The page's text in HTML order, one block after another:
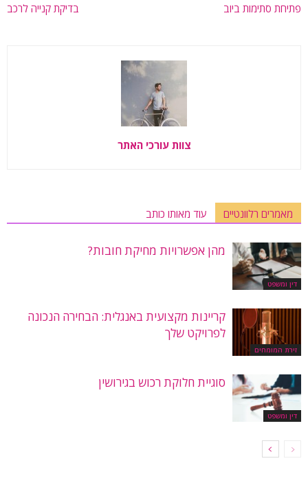
פתיחת סתימות ביוב בדיקת קנייה לרכב
צוות עורכי האתר
מאמרים רלוונטיים עוד מאותו כותב
דין ומשפט
מהן אפשרויות מחיקת חובות?
זירת המומחים
קריינות מקצועית באנגלית: הבחירה הנכונה
לפרויקט שלך
דין ומשפט
סוגיית חלוקת רכוש בגירושין